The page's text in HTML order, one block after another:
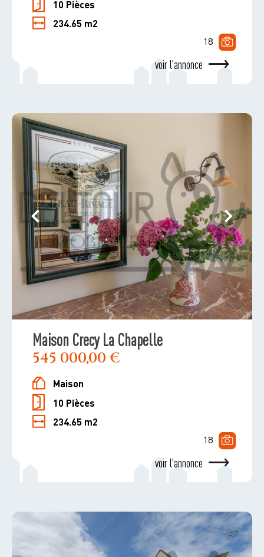
10 Pièces
234.65 m2
18
voir l'annonce
Maison Crecy La Chapelle
545 000,00 €
Maison
10 Pièces
234.65 m2
18
voir l'annonce